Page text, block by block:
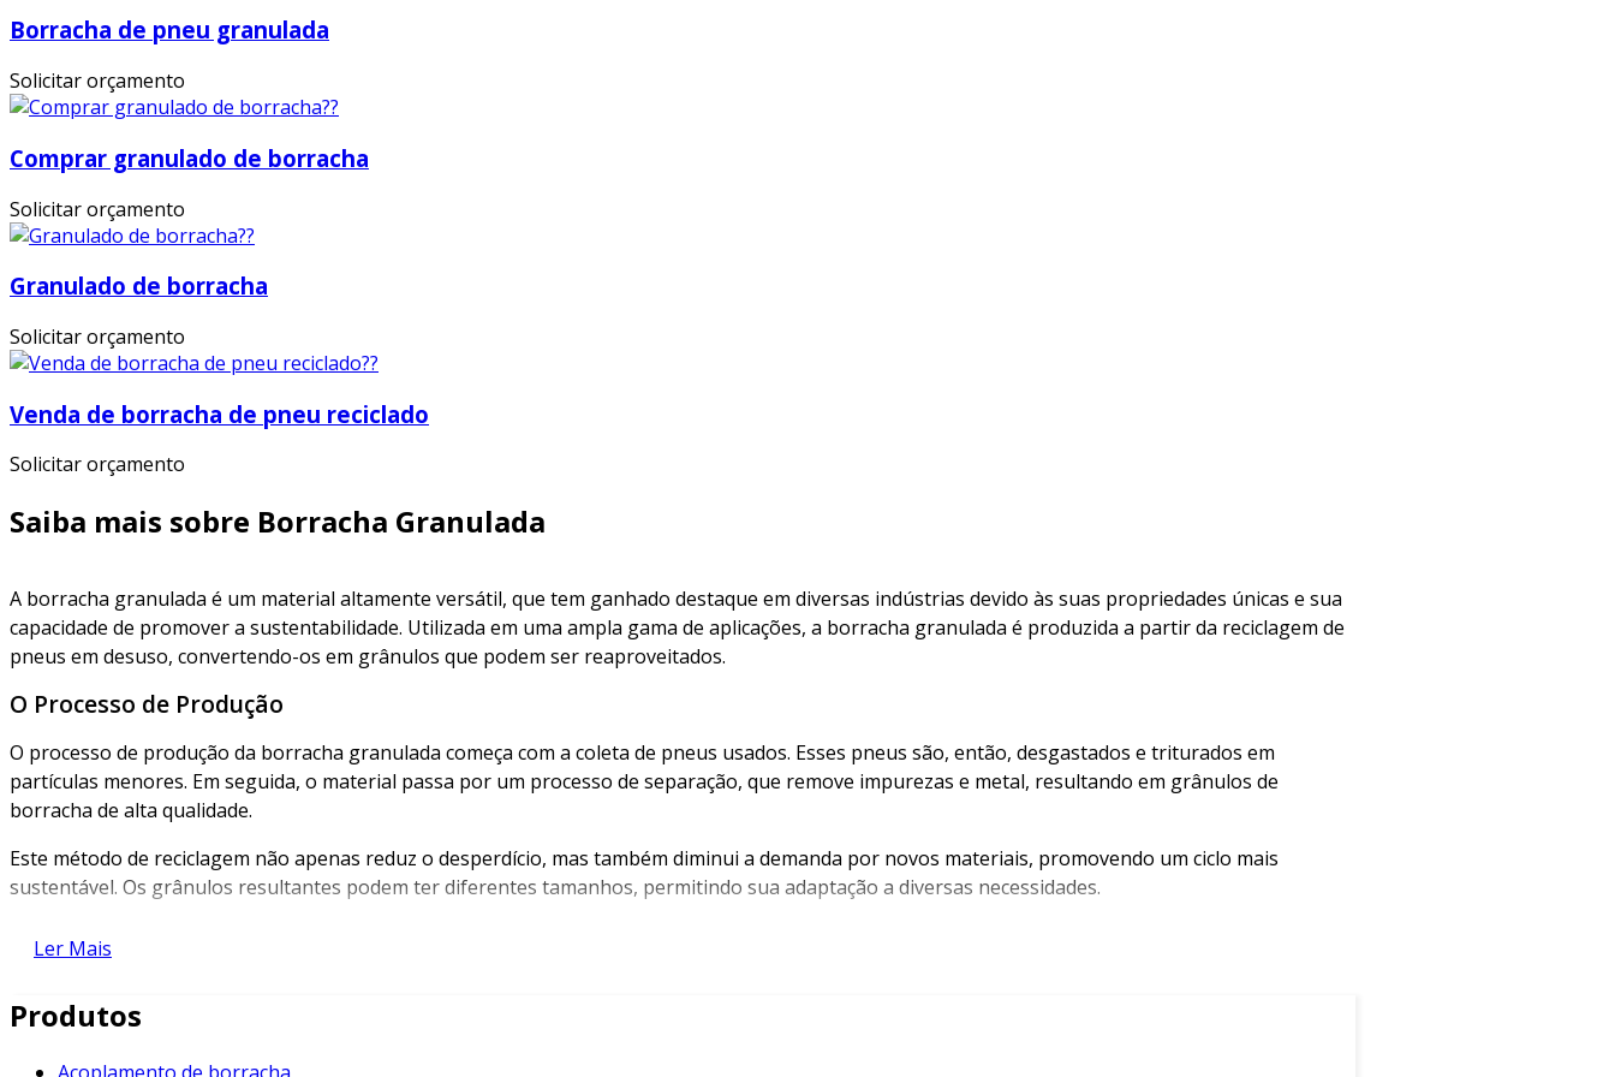
Borracha de pneu granulada
Solicitar orçamento
Comprar granulado de borracha
Solicitar orçamento
Granulado de borracha
Solicitar orçamento
Venda de borracha de pneu reciclado
Solicitar orçamento
Saiba mais sobre Borracha Granulada
A borracha granulada é um material altamente versátil, que tem ganhado destaque em diversas indústrias devido às suas propriedades únicas e sua
capacidade de promover a sustentabilidade. Utilizada em uma ampla gama de aplicações, a borracha granulada é produzida a partir da reciclagem de
pneus em desuso, convertendo-os em grânulos que podem ser reaproveitados.
O Processo de Produção
O processo de produção da borracha granulada começa com a coleta de pneus usados. Esses pneus são, então, desgastados e triturados em
partículas menores. Em seguida, o material passa por um processo de separação, que remove impurezas e metal, resultando em grânulos de
borracha de alta qualidade.
Este método de reciclagem não apenas reduz o desperdício, mas também diminui a demanda por novos materiais, promovendo um ciclo mais
sustentável. Os grânulos resultantes podem ter diferentes tamanhos, permitindo sua adaptação a diversas necessidades.
Benefícios da Borracha Granulada
Sustentabilidade Ambiental
Isolamento Acústico: Suas propriedades absorventes ajudam a diminuir o ruído em ambientes industriais e comerciais.
Ler Mais
Produtos